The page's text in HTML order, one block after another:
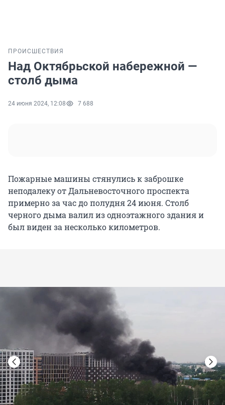
ПРОИСШЕСТВИЯ
Над Октябрьской набережной —
столб дыма
24 июня 2024, 12:08 7 688
Пожарные машины стянулись к заброшке
неподалеку от Дальневосточного проспекта
примерно за час до полудня 24 июня. Столб
черного дыма валил из одноэтажного здания и
был виден за несколько километров.